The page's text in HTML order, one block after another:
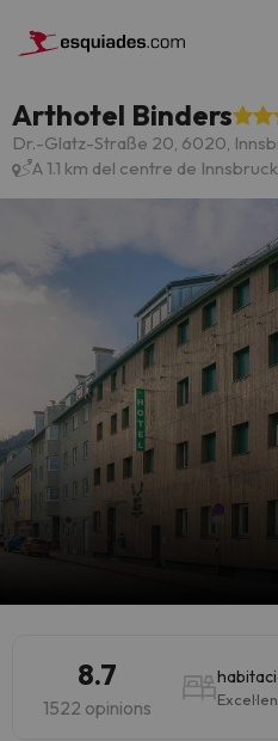
Arthotel Binders
Dr.-Glatz-Straße 20, 6020,
A 1.1 km del centre de Innsbruck
8.7
1522 opinions